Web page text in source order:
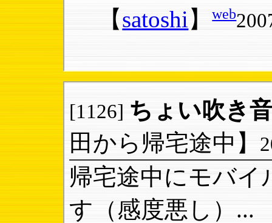
【satoshi 】web
[1126] ちょい吹き
田から帰宅途中】
帰宅途中にモバ
す（感度悪し）...